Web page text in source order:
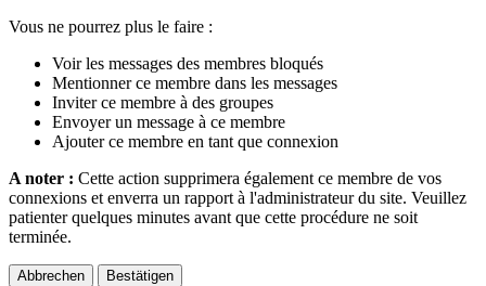
Vous ne pourrez plus le faire :
Voir les messages des membres bloqués
Mentionner ce membre dans les messages
Inviter ce membre à des groupes
Envoyer un message à ce membre
Ajouter ce membre en tant que connexion
A noter : Cette action supprimera également ce membre de vos
connexions et enverra un rapport à l'administrateur du site. Veuillez
patienter quelques minutes avant que cette procédure ne soit
terminée.
Bestätigen